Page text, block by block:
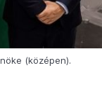
(középen).